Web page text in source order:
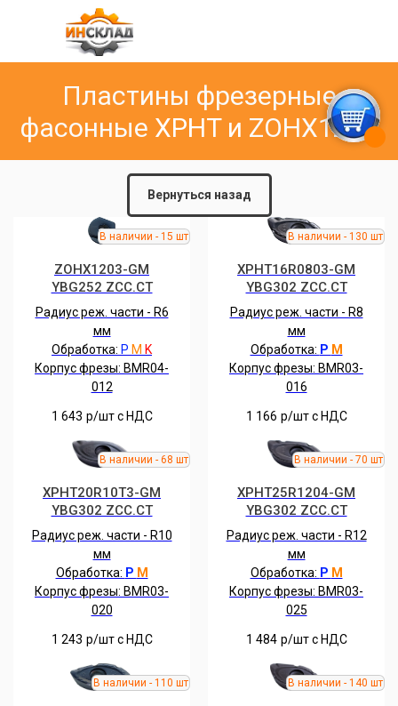
Пластины фрезерные
фасонные XPHT и ZOHX1203
Вернуться назад
ZOHX1203-GM
YBG252 ZCC.CT
Радиуc реж. части - R6
мм
Обработка: P M K
Корпус фрезы: BMR04-
012
1 643 р/шт c НДС
XPHT16R0803-GM
YBG302 ZCC.CT
Радиус реж. части - R8
мм
Обработка: P M
Корпус фрезы: BMR03-
016
1 166 р/шт c НДС
XPHT20R10T3-GM
YBG302 ZCC.CT
Радиус реж. части - R10
мм
Обработка: P M
Корпус фрезы: BMR03-
020
1 243 р/шт c НДС
XPHT25R1204-GM
YBG302 ZCC.CT
Радиус реж. части - R12
мм
Обработка: P M
Корпус фрезы: BMR03-
025
1 484 р/шт c НДС